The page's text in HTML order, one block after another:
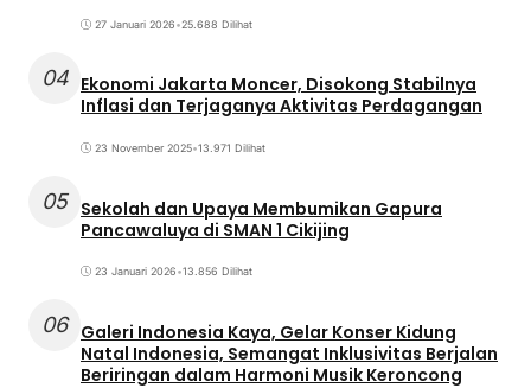
27 Januari 2026•25.688 Dilihat
04 Ekonomi Jakarta Moncer, Disokong Stabilnya
Inflasi dan Terjaganya Aktivitas Perdagangan
23 November 2025•13.971 Dilihat
05 Sekolah dan Upaya Membumikan Gapura
Pancawaluya di SMAN 1 Cikijing
23 Januari 2026•13.856 Dilihat
06 Galeri Indonesia Kaya, Gelar Konser Kidung
Natal Indonesia, Semangat Inklusivitas Berjalan
Beriringan dalam Harmoni Musik Keroncong